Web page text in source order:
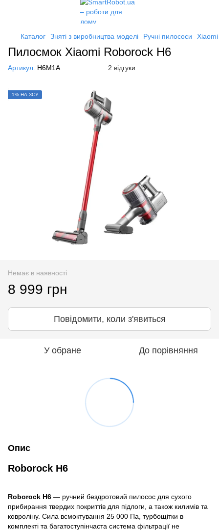
Каталог Зняті з виробництва моделі Ручні пилососи
Пилосмок Xiaomi Roborock H6
Артикул: H6M1A 2 відгуки
1% НА ЗСУ
Немає в наявності
8 999 грн
Повідомити, коли з'явиться
У обране До порівняння
Опис
Roborock H6
Roborock H6 — ручний бездротовий пилосос для сухого
прибирання твердих покриттів для підлоги, а також килимів та
ковроліну. Сила всмоктування 25 000 Па, турбощітки в
комплекті та багатоступінчаста система фільтрації не